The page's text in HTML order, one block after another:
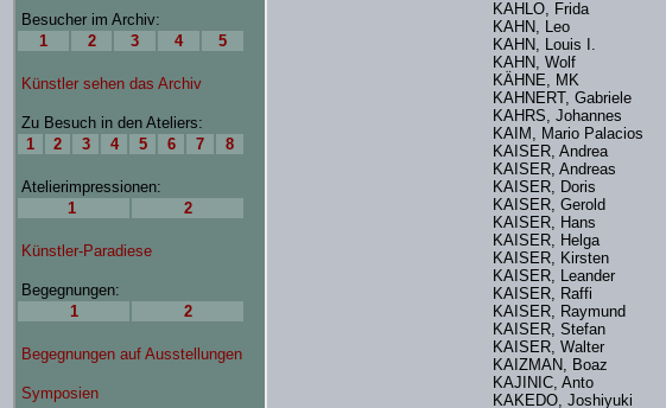
KAHLO, Frida
KAHN, Leo
KAHN, Louis I.
KAHN, Wolf
KÄHNE, MK
KAHNERT, Gabriele
KAHRS, Johannes
KAIM, Mario Palacios
KAISER, Andrea
KAISER, Andreas
KAISER, Doris
KAISER, Gerold
KAISER, Hans
KAISER, Helga
KAISER, Kirsten
KAISER, Leander
KAISER, Raffi
KAISER, Raymund
KAISER, Stefan
KAISER, Walter
KAIZMAN, Boaz
KAJINIC, Anto
KAKEDO, Joshiyuki